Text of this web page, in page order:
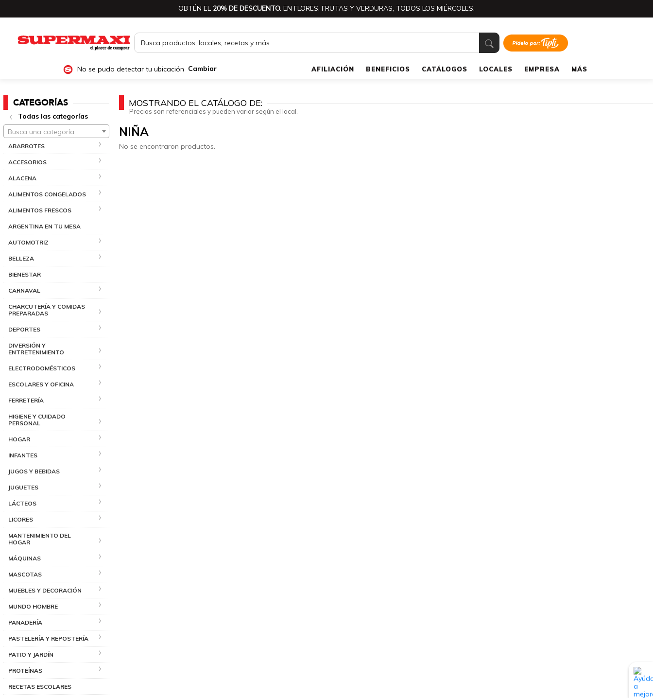
OBTÉN EL 20% DE DESCUENTO. EN FLORES, FRUTAS Y VERDURAS, TODOS LOS MIÉRCOLES.
No se pudo detectar tu ubicación Cambiar AFILIACIÓN BENEFICIOS CATÁLOGOS LOCALES EMPRESA MÁS
CATEGORÍAS
Todas las categorías
Busca una categoría
ABARROTES
ACCESORIOS
ALACENA
ALIMENTOS CONGELADOS
ALIMENTOS FRESCOS
ARGENTINA EN TU MESA
AUTOMOTRIZ
BELLEZA
BIENESTAR
CARNAVAL
CHARCUTERÍA Y COMIDAS
PREPARADAS
DEPORTES
DIVERSIÓN Y
ENTRETENIMIENTO
ELECTRODOMÉSTICOS
ESCOLARES Y OFICINA
FERRETERÍA
HIGIENE Y CUIDADO
PERSONAL
HOGAR
INFANTES
JUGOS Y BEBIDAS
JUGUETES
LÁCTEOS
LICORES
MANTENIMIENTO DEL
HOGAR
MÁQUINAS
MASCOTAS
MUEBLES Y DECORACIÓN
MUNDO HOMBRE
PANADERÍA
PASTELERÍA Y REPOSTERÍA
PATIO Y JARDÍN
PROTEÍNAS
RECETAS ESCOLARES
MOSTRANDO EL CATÁLOGO DE:
Precios son referenciales y pueden variar según el local.
NIÑA
No se encontraron productos.